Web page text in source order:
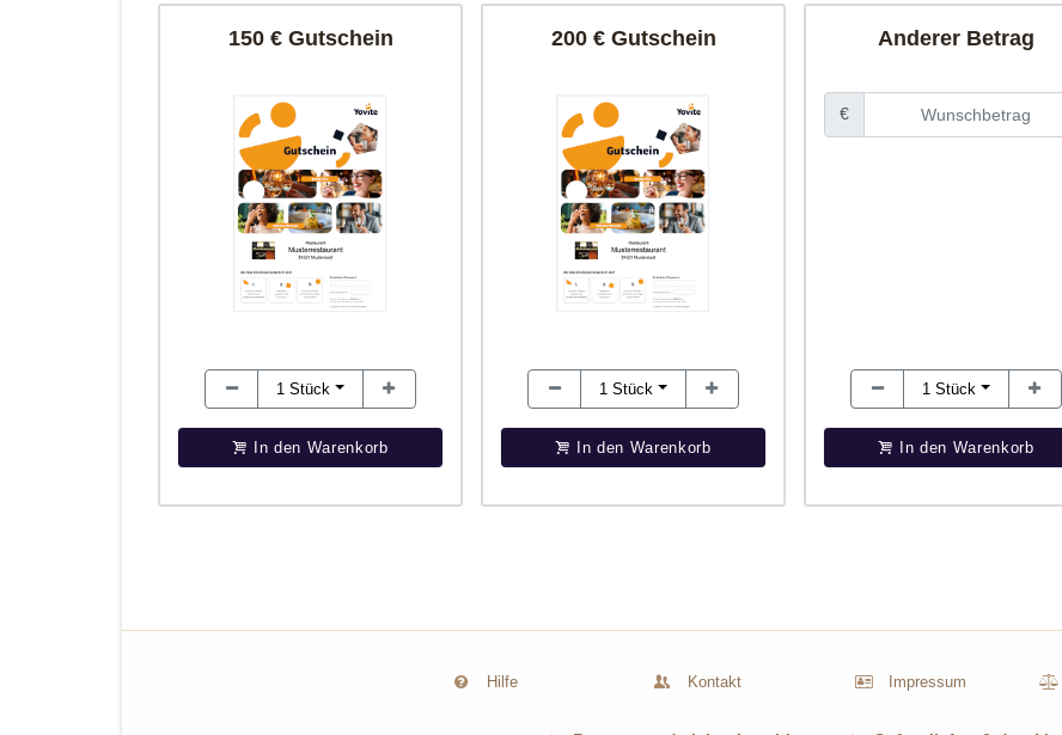
150 € Gutschein
1Stück
In den Warenkorb
200 € Gutschein
1Stück
In den Warenkorb
Anderer Betrag
€
1Stück
In den Warenkorb
Hilfe Kontakt Impressum